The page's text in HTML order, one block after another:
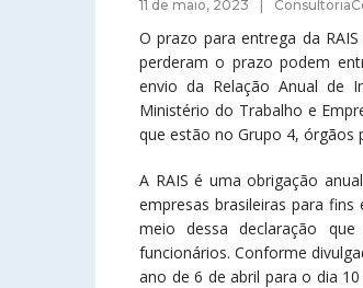
11 de maio, 2023
O prazo para entrega da
perderam o prazo podem
envio da Relação Anual de
Ministério do Trabalho e
que estão no Grupo 4, órgãos
A RAIS é uma obrigação
empresas brasileiras para
meio dessa declaração
funcionários. Conforme
ano de 6 de abril para o dia